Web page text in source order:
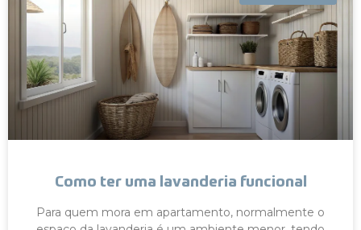
Como ter uma lavanderia funcional
Para quem mora em apartamento, normalmente o